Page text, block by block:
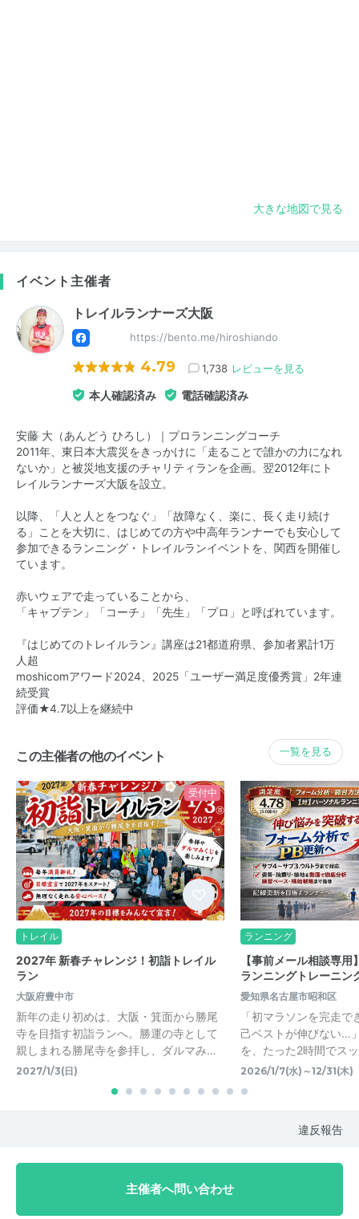
大きな地図で見る
イベント主催者
トレイルランナーズ大阪
https://bento.me/hiroshiando
4.79 1,738 レビューを見る
本人確認済み 電話確認済み
安藤 大（あんどう ひろし）｜プロランニングコーチ
2011年、東日本大震災をきっかけに「走ることで誰かの力になれ
ないか」と被災地支援のチャリティランを企画。翌2012年にト
レイルランナーズ大阪を設立。
以降、「人と人とをつなぐ」「故障なく、楽に、長く走り続け
る」ことを大切に、はじめての方や中高年ランナーでも安心して
参加できるランニング・トレイルランイベントを、関西を開催し
ています。
赤いウェアで走っていることから、
「キャプテン」「コーチ」「先生」「プロ」と呼ばれています。
『はじめてのトレイルラン』講座は21都道府県、参加者累計1万
人超
moshicomアワード2024、2025「ユーザー満足度優秀賞」2年連
続受賞
評価★4.7以上を継続中
この主催者の他のイベント 一覧を見る
受付中
トレイル
2027年 新春チャレンジ！初詣トレイル
ラン
大阪府豊中市
新年の走り初めは、大阪・箕面から勝尾
寺を目指す初詣ランへ。勝運の寺として
親しまれる勝尾寺を参拝し、ダルマみ…
2027/1/3(日)
ランニング
【事前メール相談専
ランニングトレーニン
愛知県名古屋市昭和区
「初マラソンを完走
己ベストが伸びない…
を、たった2時間でス
2026/1/7(水)～12/31(木)
違反報告
主催者へ問い合わせ